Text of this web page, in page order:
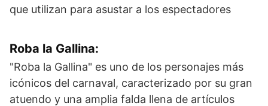
que utilizan para asustar a los espectadores
Roba la Gallina:
"Roba la Gallina" es uno de los personajes más
icónicos del carnaval, caracterizado por su gran
atuendo y una amplia falda llena de artículos